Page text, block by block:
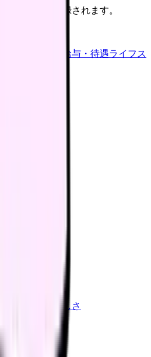
理画面に記録されます。
給与・待遇ライフス
収
者
リット
メリット
業務
イプ
いタイプ
キル
護師の役割
ャリアパス
退院調整の難しさ
び方
来性